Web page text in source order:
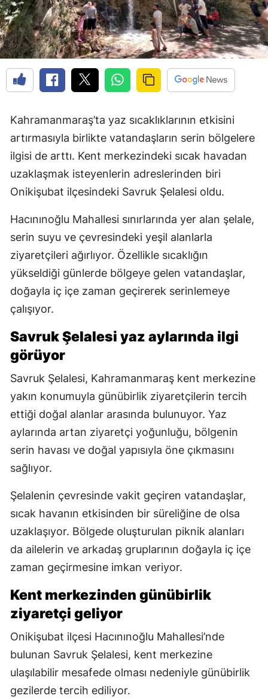
Kahramanmaraş’ta yaz sıcaklıklarının etkisini
artırmasıyla birlikte vatandaşların serin bölgelere
ilgisi de arttı. Kent merkezindeki sıcak havadan
uzaklaşmak isteyenlerin adreslerinden biri
Onikişubat ilçesindeki Savruk Şelalesi oldu.
Hacınınoğlu Mahallesi sınırlarında yer alan şelale,
serin suyu ve çevresindeki yeşil alanlarla
ziyaretçileri ağırlıyor. Özellikle sıcaklığın
yükseldiği günlerde bölgeye gelen vatandaşlar,
doğayla iç içe zaman geçirerek serinlemeye
çalışıyor.
Savruk Şelalesi yaz aylarında ilgi
görüyor
Savruk Şelalesi, Kahramanmaraş kent merkezine
yakın konumuyla günübirlik ziyaretçilerin tercih
ettiği doğal alanlar arasında bulunuyor. Yaz
aylarında artan ziyaretçi yoğunluğu, bölgenin
serin havası ve doğal yapısıyla öne çıkmasını
sağlıyor.
Şelalenin çevresinde vakit geçiren vatandaşlar,
sıcak havanın etkisinden bir süreliğine de olsa
uzaklaşıyor. Bölgede oluşturulan piknik alanları
da ailelerin ve arkadaş gruplarının doğayla iç içe
zaman geçirmesine imkan veriyor.
Kent merkezinden günübirlik
ziyaretçi geliyor
Onikişubat ilçesi Hacınınoğlu Mahallesi’nde
bulunan Savruk Şelalesi, kent merkezine
ulaşılabilir mesafede olması nedeniyle günübirlik
gezilerde tercih ediliyor.